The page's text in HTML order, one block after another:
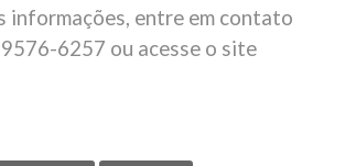
informações, entre em contato
6257 ou acesse o site